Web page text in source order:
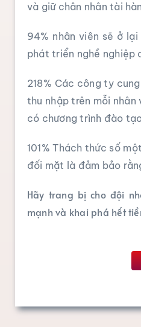
và giữ chân nhân tài
94% nhân viên sẽ ở
phát triển nghề nghiệp
218% Các công ty
thu nhập trên mỗi
có chương trình đào
101%Thách thức số
đối mặt là đảm bảo
Hãy trang bị cho đội
mạnh và khai phá hết